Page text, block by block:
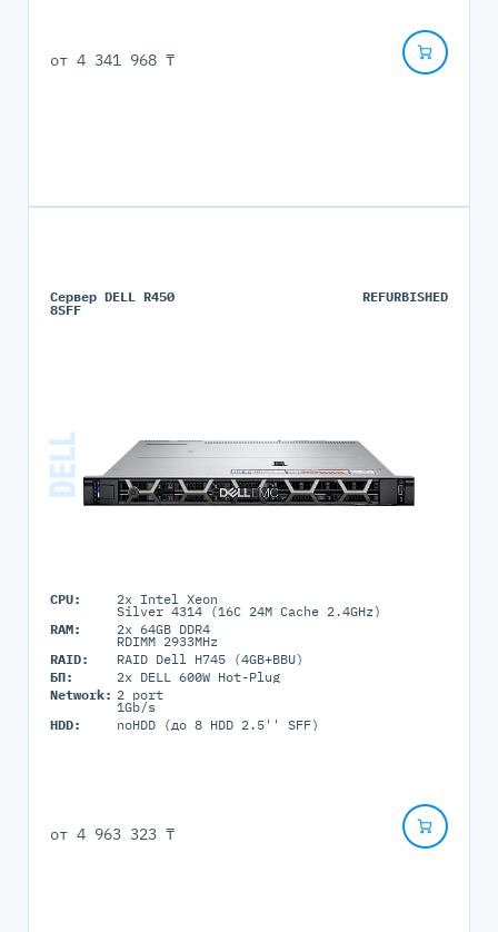
от 4 341 968 ₸
Сервер DELL R450
8SFF
REFURBISHED
CPU: 2x Intel Xeon
Silver 4314 (16C 24M Cache 2.4GHz)
RAM:
2x 64GB DDR4
RDIMM 2933MHz
RAID:
RAID Dell H745 (4GB+BBU)
БП:
2x DELL 600W Hot-Plug
Network: 2 port
1Gb/s
HDD:
noHDD (до 8 HDD 2.5'' SFF)
от 4 963 323 ₸